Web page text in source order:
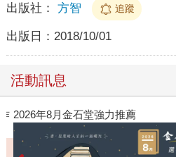
出版社： 方智 追蹤
出版日： 2018/10/01
活動訊息
閱讀漫遊錄-2026